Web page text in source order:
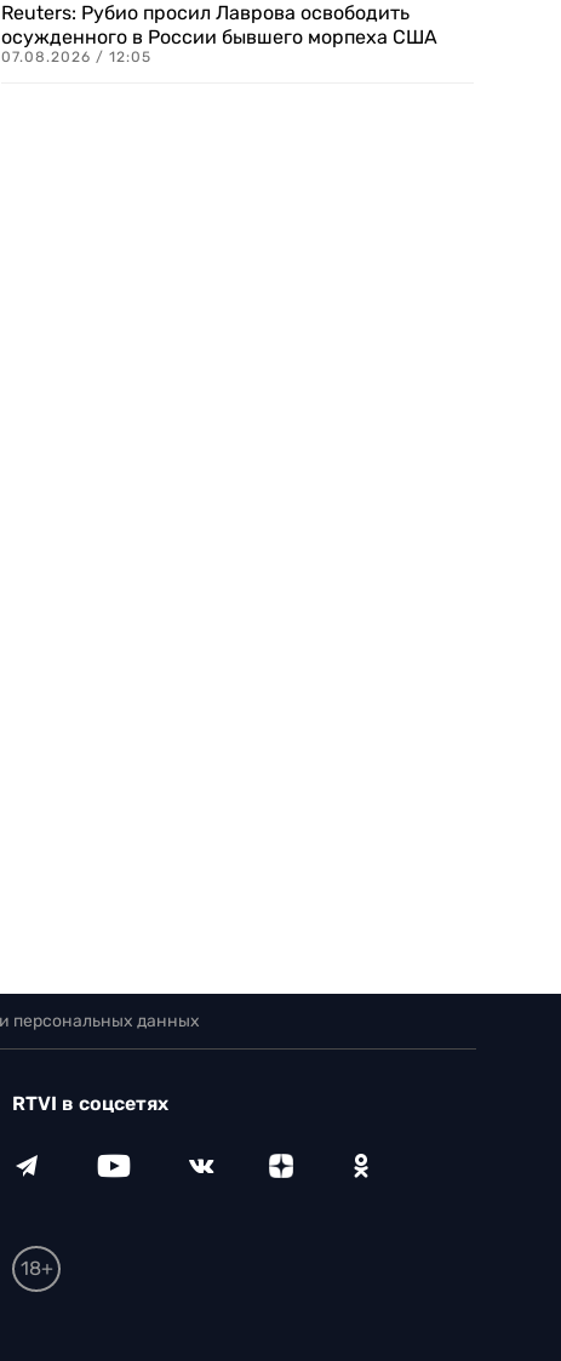
Reuters: Рубио просил Лаврова освободить
осужденного в России бывшего морпеха США
07.08.2026 / 12:05
персональных данных
RTVI в соцсетях
18+